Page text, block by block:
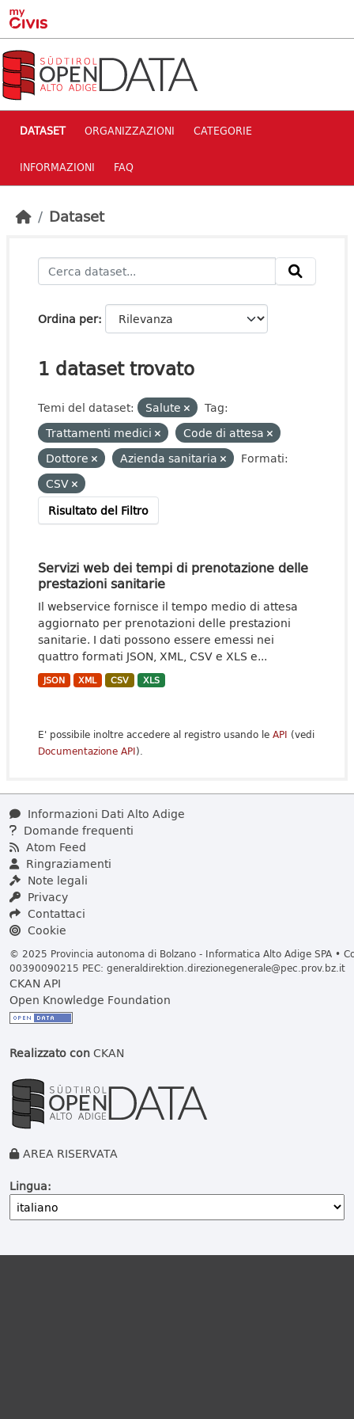
Skip to main content
DATASET ORGANIZZAZIONI CATEGORIE
INFORMAZIONI FAQ
Dataset
Ordina per
1 dataset trovato
Temi del dataset: Salute
Tag:
Trattamenti medici
Code di attesa
Dottore
Azienda sanitaria
Formati:
CSV
Risultato del Filtro
Servizi web dei tempi di prenotazione delle
prestazioni sanitarie
Il webservice fornisce il tempo medio di attesa
aggiornato per prenotazioni delle prestazioni
sanitarie. I dati possono essere emessi nei
quattro formati JSON, XML, CSV e XLS e...
JSON XML CSV XLS
E' possibile inoltre accedere al registro usando le API (vedi
Documentazione API).
Informazioni Dati Alto Adige
Domande frequenti
Atom Feed
Ringraziamenti
Note legali
Privacy
Contattaci
Cookie
© 2025 Provincia autonoma di Bolzano - Informatica Alto Adige SPA •
00390090215 PEC: generaldirektion.direzionegenerale@pec.prov.bz.it
CKAN API
Open Knowledge Foundation
Realizzato conCKAN
AREA RISERVATA
Lingua